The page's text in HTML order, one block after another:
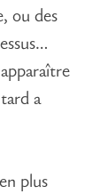
ou des
a
plus